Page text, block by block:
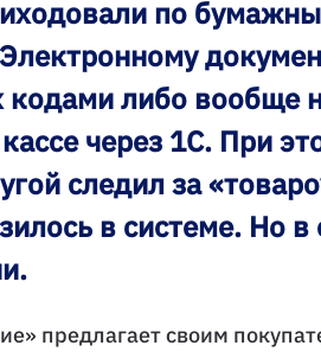
по
либо вообще
через 1С. При
следил за
в системе. Но
предлагает своим